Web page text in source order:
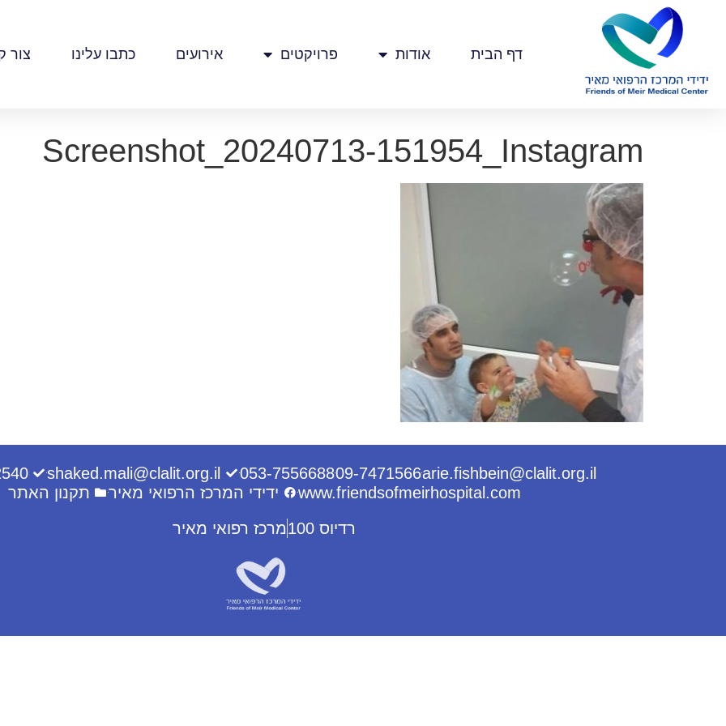
דף הבית אודות פרויקטים אירועים כתבו עלינו צור
Screenshot_20240713-151954_Instagram
arie.fishbein@clalit.org.il
09-7471566
053-7556688
shaked.mali@clalit.org.il
www.friendsofmeirhospital.com
ידידי המרכז הרפואי מאיר
תקנון האתר
רדיוס 100
מרכז רפואי מאיר